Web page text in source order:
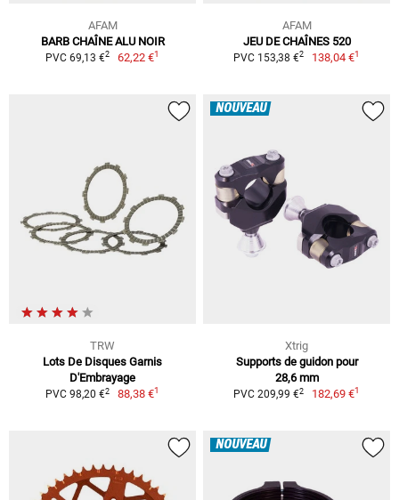
AFAM
BARB CHAÎNE ALU NOIR
PVC 69,13 €2 62,22 €1
AFAM
JEU DE CHAÎNES 520
PVC 153,38 €2 138,04 €1
TRW
Lots De Disques Garnis
D'Embrayage
PVC 98,20 €2 88,38 €1
NOUVEAU
Xtrig
Supports de guidon pour
28,6 mm
PVC 209,99 €2 182,69 €1
NOUVEAU